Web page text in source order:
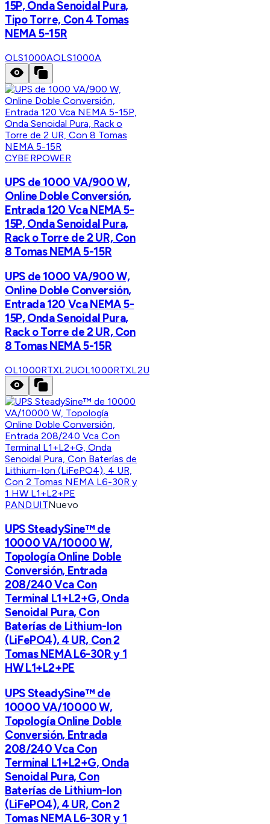
15P, Onda Senoidal Pura,
Tipo Torre, Con 4 Tomas
NEMA 5-15R
OLS1000AOLS1000A
CYBERPOWER
UPS de 1000 VA/900 W,
Online Doble Conversión,
Entrada 120 Vca NEMA 5-
15P, Onda Senoidal Pura,
Rack o Torre de 2 UR, Con
8 Tomas NEMA 5-15R
UPS de 1000 VA/900 W,
Online Doble Conversión,
Entrada 120 Vca NEMA 5-
15P, Onda Senoidal Pura,
Rack o Torre de 2 UR, Con
8 Tomas NEMA 5-15R
OL1000RTXL2UOL1000RTXL2U
PANDUITNuevo
UPS SteadySine™ de
10000 VA/10000 W,
Topología Online Doble
Conversión, Entrada
208/240 Vca Con
Terminal L1+L2+G, Onda
Senoidal Pura, Con
Baterías de Lithium-Ion
(LiFePO4), 4 UR, Con 2
Tomas NEMA L6-30R y 1
HW L1+L2+PE
UPS SteadySine™ de
10000 VA/10000 W,
Topología Online Doble
Conversión, Entrada
208/240 Vca Con
Terminal L1+L2+G, Onda
Senoidal Pura, Con
Baterías de Lithium-Ion
(LiFePO4), 4 UR, Con 2
Tomas NEMA L6-30R y 1